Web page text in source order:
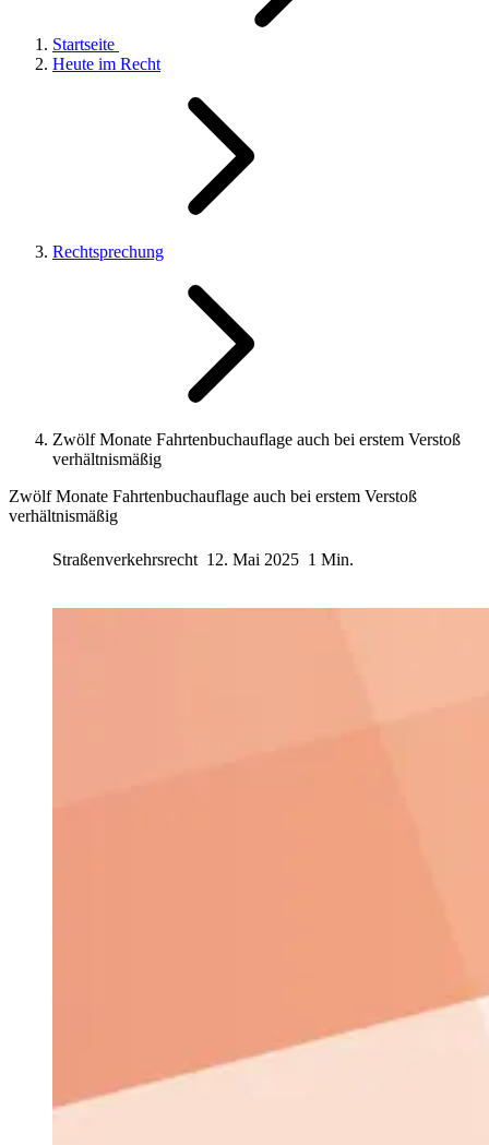
Startseite
Heute im Recht
Rechtsprechung
Zwölf Monate Fahrtenbuchauflage auch bei erstem Verstoß
verhältnismäßig
Zwölf Monate Fahrtenbuchauflage auch bei erstem Verstoß
verhältnismäßig
Straßenverkehrsrecht 12. Mai 2025 1 Min.